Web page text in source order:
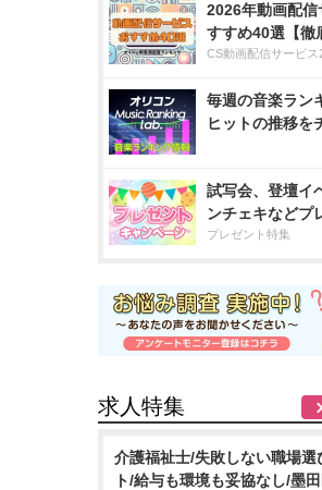
2026年動画配信
すすめ40選【徹
CS動画配信サービス
毎週の音楽ラン
ヒットの推移を
試写会、登壇イ
ンチェキなどプ
プレゼント特集
求人特集
介護福祉士/失敗しない職場選
ト/給与も環境も妥協なし/墨